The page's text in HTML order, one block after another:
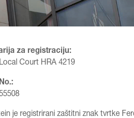
za registraciju:
Court HRA 4219
je registrirani zaštitni znak tvrtke